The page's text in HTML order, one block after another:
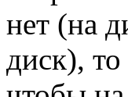
нет (на
диск),